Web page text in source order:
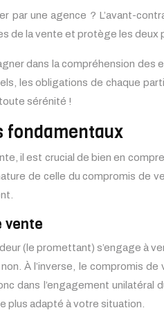
par une agence ? L’avant-
la vente et protège les deux
dans la compréhension
les obligations de chaque
sérénité !
fondamentaux
il est crucial de bien en
de celle du compromis
vente
(le promettant) s’engage à
non. À l’inverse, le
dans l’engagement
plus adapté à votre situation.